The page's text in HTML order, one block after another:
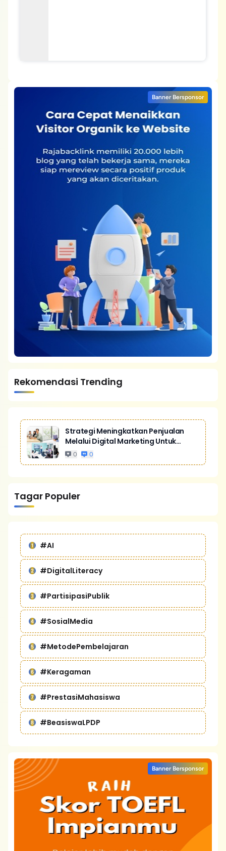
Banner Bersponsor
Rekomendasi Trending
Strategi Meningkatkan Penjualan
Melalui Digital Marketing Untuk
Bisnis Yang Lebih Kompetitif
0 0
Tagar Populer
#AI
#DigitalLiteracy
#PartisipasiPublik
#SosialMedia
#MetodePembelajaran
#Keragaman
#PrestasiMahasiswa
#BeasiswaLPDP
Banner Bersponsor